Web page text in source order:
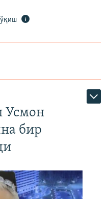
Усмон
бир